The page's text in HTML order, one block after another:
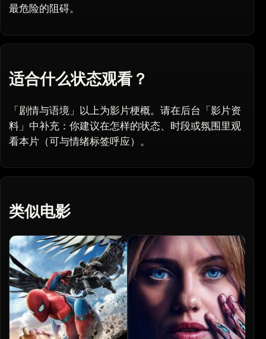
最危险的阻碍。
适合什么状态观看？
「剧情与语境」以上为影片梗概。请在后台「影片资
料」中补充：你建议在怎样的状态、时段或氛围里观
看本片（可与情绪标签呼应）。
类似电影